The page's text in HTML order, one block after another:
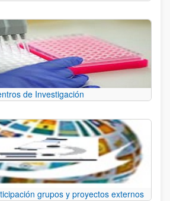
de Investigación
grupos y proyectos externos